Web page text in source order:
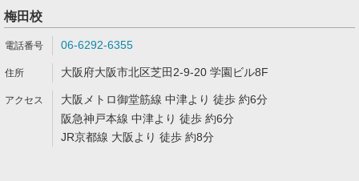
梅田校
06-6292-6355
大阪府大阪市北区芝田2-9-20 学園ビル8F
大阪メトロ御堂筋線 中津より 徒歩 約6分
阪急神戸本線 中津より 徒歩 約6分
JR京都線 大阪より 徒歩 約8分